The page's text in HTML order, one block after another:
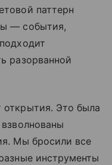
паттерн
— события,
разорванной
Это была
Мы бросили все
инструменты